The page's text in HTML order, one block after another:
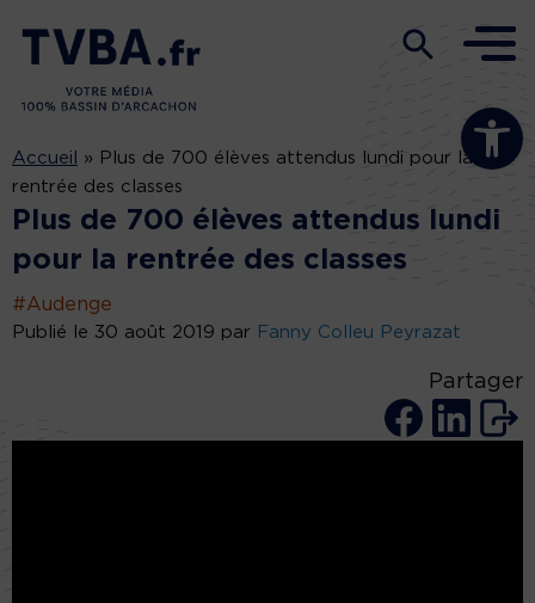
Ouvrir la
Accueil » Plus de 700 élèves attendus lundi pour la
rentrée des classes
Plus de 700 élèves attendus lundi
pour la rentrée des classes
#Audenge
Publié le 30 août 2019 par Fanny Colleu Peyrazat
Partager